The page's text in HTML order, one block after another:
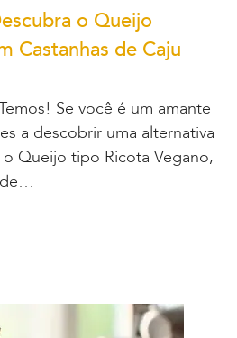
o Queijo
Castanhas de Caju
Se você é um amante
a descobrir uma alternativa
Queijo tipo Ricota Vegano,
de…